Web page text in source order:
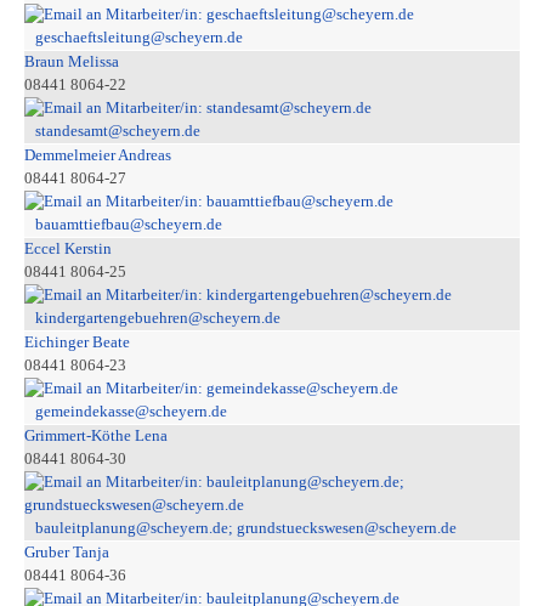
geschaeftsleitung@scheyern.de
Braun Melissa
08441 8064-22
standesamt@scheyern.de
Demmelmeier Andreas
08441 8064-27
bauamttiefbau@scheyern.de
Eccel Kerstin
08441 8064-25
kindergartengebuehren@scheyern.de
Eichinger Beate
08441 8064-23
gemeindekasse@scheyern.de
Grimmert-Köthe Lena
08441 8064-30
bauleitplanung@scheyern.de; grundstueckswesen@scheyern.de
Gruber Tanja
08441 8064-36